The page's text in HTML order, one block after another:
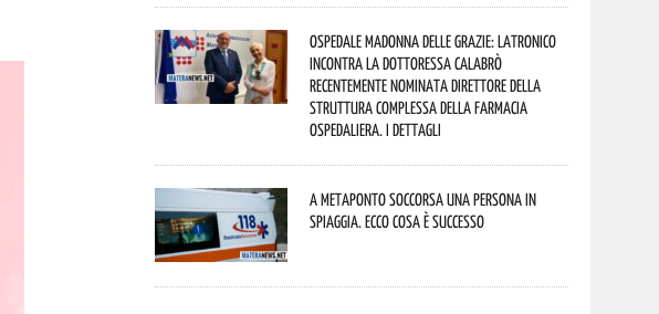
Ospedale Madonna delle Grazie: Latronico
incontra la dottoressa Calabrò
recentemente nominata Direttore della
Struttura Complessa della Farmacia
Ospedaliera. I dettagli
A Metaponto soccorsa una persona in
spiaggia. Ecco cosa è successo